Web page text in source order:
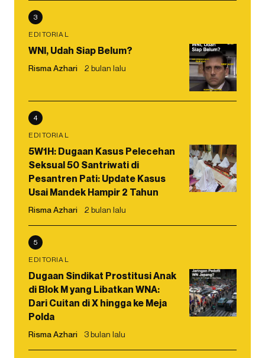
3
EDITORIAL
WNI, Udah Siap Belum?
Risma Azhari 2 bulan lalu
4
EDITORIAL
5W1H: Dugaan Kasus Pelecehan
Seksual 50 Santriwati di
Pesantren Pati: Update Kasus
Usai Mandek Hampir 2 Tahun
Risma Azhari 2 bulan lalu
5
EDITORIAL
Dugaan Sindikat Prostitusi Anak
di Blok M yang Libatkan WNA:
Dari Cuitan di X hingga ke Meja
Polda
Risma Azhari 3 bulan lalu